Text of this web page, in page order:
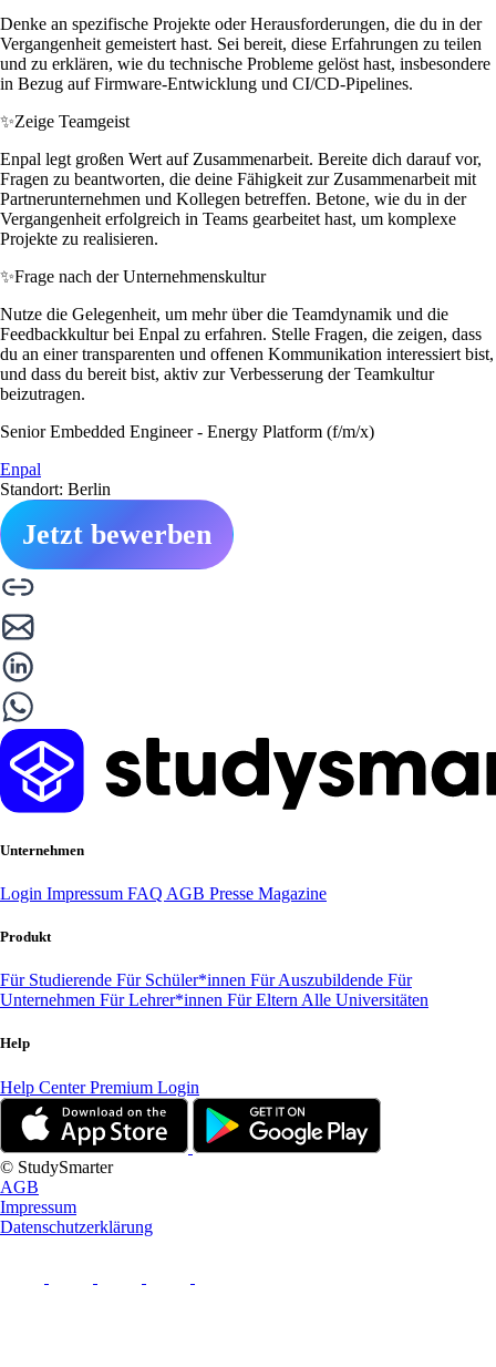
Denke an spezifische Projekte oder Herausforderungen, die du in der
Vergangenheit gemeistert hast. Sei bereit, diese Erfahrungen zu teilen
und zu erklären, wie du technische Probleme gelöst hast, insbesondere
in Bezug auf Firmware-Entwicklung und CI/CD-Pipelines.
✨Zeige Teamgeist
Enpal legt großen Wert auf Zusammenarbeit. Bereite dich darauf vor,
Fragen zu beantworten, die deine Fähigkeit zur Zusammenarbeit mit
Partnerunternehmen und Kollegen betreffen. Betone, wie du in der
Vergangenheit erfolgreich in Teams gearbeitet hast, um komplexe
Projekte zu realisieren.
✨Frage nach der Unternehmenskultur
Nutze die Gelegenheit, um mehr über die Teamdynamik und die
Feedbackkultur bei Enpal zu erfahren. Stelle Fragen, die zeigen, dass
du an einer transparenten und offenen Kommunikation interessiert bist,
und dass du bereit bist, aktiv zur Verbesserung der Teamkultur
beizutragen.
Senior Embedded Engineer - Energy Platform (f/m/x)
Enpal
Standort: Berlin
Jetzt bewerben
Unternehmen
Login Impressum FAQ AGB Presse Magazine
Produkt
Für Studierende Für Schüler*innen Für Auszubildende Für
Unternehmen Für Lehrer*innen Für Eltern Alle Universitäten
Help
Help CenterPremium Login
© StudySmarter
AGB
Impressum
Datenschutzerklärung